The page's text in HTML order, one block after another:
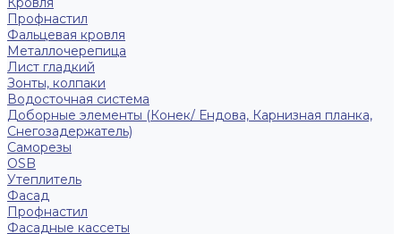
Профнастил
Фальцевая кровля
Металлочерепица
Лист гладкий
Зонты, колпаки
Водосточная система
Доборные элементы (Конек/ Ендова, Карнизная планка,
Снегозадержатель)
Саморезы
ОSB
Утеплитель
Фасад
Профнастил
Фасадные кассеты